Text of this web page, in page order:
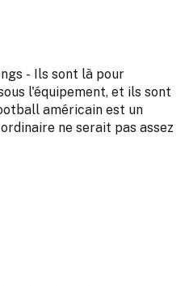
- Ils sont là pour
l'équipement, et ils sont
américain est un
ne serait pas assez